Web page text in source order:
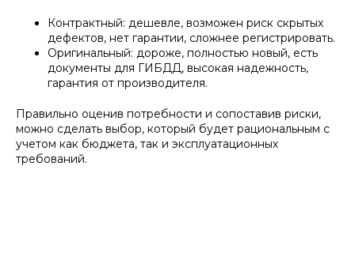
Контрактный: дешевле, возможен риск скрытых
дефектов, нет гарантии, сложнее регистрировать.
Оригинальный: дороже, полностью новый, есть
документы для ГИБДД, высокая надежность,
гарантия от производителя.
Правильно оценив потребности и сопоставив риски,
можно сделать выбор, который будет рациональным с
учетом как бюджета, так и эксплуатационных
требований.